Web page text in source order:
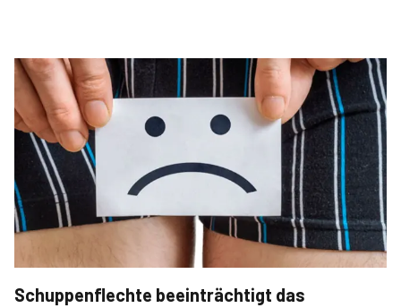
Schuppenflechte beeinträchtigt das